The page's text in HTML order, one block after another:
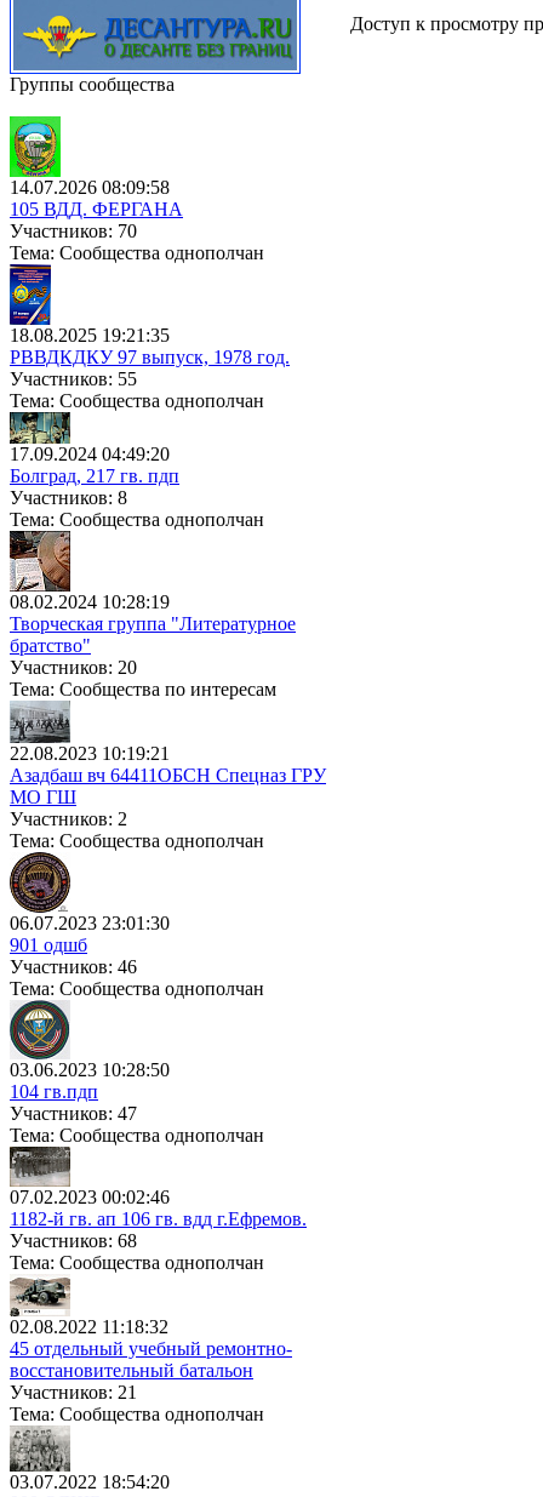
Группы сообщества
14.07.2026 08:09:58
105 ВДД. ФЕРГАНА
Участников: 70
Тема: Сообщества однополчан
18.08.2025 19:21:35
РВВДКДКУ 97 выпуск, 1978 год.
Участников: 55
Тема: Сообщества однополчан
17.09.2024 04:49:20
Болград, 217 гв. пдп
Участников: 8
Тема: Сообщества однополчан
08.02.2024 10:28:19
Творческая группа "Литературное
братство"
Участников: 20
Тема: Сообщества по интересам
22.08.2023 10:19:21
Азадбаш вч 64411ОБСН Спецназ ГРУ
МО ГШ
Участников: 2
Тема: Сообщества однополчан
06.07.2023 23:01:30
901 одшб
Участников: 46
Тема: Сообщества однополчан
03.06.2023 10:28:50
104 гв.пдп
Участников: 47
Тема: Сообщества однополчан
07.02.2023 00:02:46
1182-й гв. ап 106 гв. вдд г.Ефремов.
Участников: 68
Тема: Сообщества однополчан
02.08.2022 11:18:32
45 отдельный учебный ремонтно-
восстановительный батальон
Участников: 21
Тема: Сообщества однополчан
03.07.2022 18:54:20
Доступ к просмотру